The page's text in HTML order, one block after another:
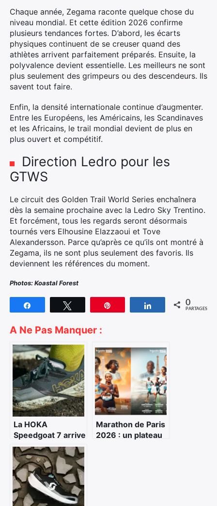
Chaque année, Zegama raconte quelque chose du
niveau mondial. Et cette édition 2026 confirme
plusieurs tendances fortes. D’abord, les écarts
physiques continuent de se creuser quand des
athlètes arrivent parfaitement préparés. Ensuite, la
polyvalence devient essentielle. Les meilleurs ne sont
plus seulement des grimpeurs ou des descendeurs. Ils
savent tout faire.
Enfin, la densité internationale continue d’augmenter.
Entre les Européens, les Américains, les Scandinaves
et les Africains, le trail mondial devient de plus en
plus ouvert et compétitif.
Direction Ledro pour les
GTWS
Le circuit des Golden Trail World Series enchaînera
dès la semaine prochaine avec la Ledro Sky Trentino.
Et forcément, tous les regards seront désormais
tournés vers Elhousine Elazzaoui et Tove
Alexandersson. Parce qu’après ce qu’ils ont montré à
Zegama, ils ne sont plus seulement des favoris. Ils
deviennent les références du moment.
Photos: Koastal Forest
Partagez 0
PARTAGES
A Ne Pas Manquer :
La HOKA
Speedgoat 7 arrive
: évolution
maîtrisée d’une
référence du trail
technique
Marathon de Paris
2026 : un plateau